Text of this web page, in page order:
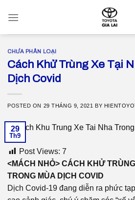
CHƯA PHÂN LOẠI
Cách Khử Trùng Xe Tại
Dịch Covid
POSTED ON 29 THÁNG 9, 2021 BY
29
Th9
Post Views: 7
<MÁCH NHỎ> CÁCH KHỬ
TRONG MÙA DỊCH COVID
Dịch Covid-19 đang diễn ra phức